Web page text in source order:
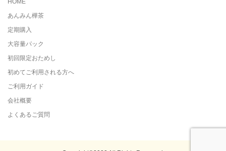
HOME
あんみん樺茶
定期購入
大容量パック
初回限定おためし
初めてご利用される方へ
ご利用ガイド
会社概要
よくあるご質問